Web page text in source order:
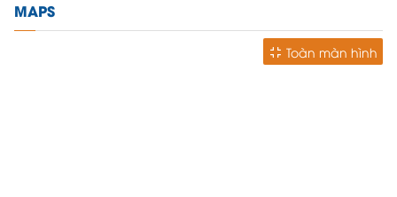
MAPS
Toàn màn hình